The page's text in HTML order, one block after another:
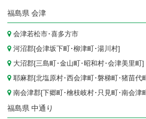
福島県 会津
会津若松市･喜多方市
河沼郡[会津坂下町 ･柳津町 ･湯川村]
大沼郡[三島町 ･金山町 ･ 昭和村･会津美里町 ]
耶麻郡[北塩原村･西会津町 ･磐梯町 ･猪苗代町
南会津郡[下郷町 ･檜枝岐村･ 只見町 ･南会津町
福島県 中通り